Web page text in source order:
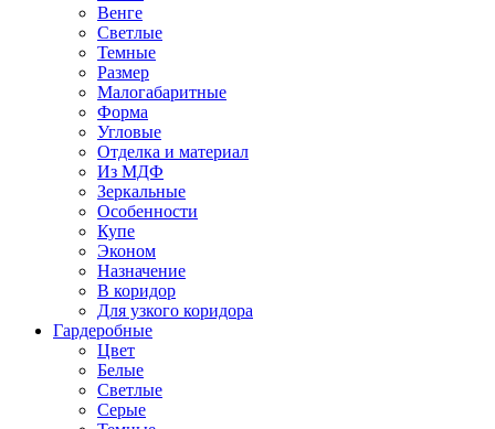
Венге
Светлые
Темные
Размер
Малогабаритные
Форма
Угловые
Отделка и материал
Из МДФ
Зеркальные
Особенности
Купе
Эконом
Назначение
В коридор
Для узкого коридора
Гардеробные
Цвет
Белые
Светлые
Серые